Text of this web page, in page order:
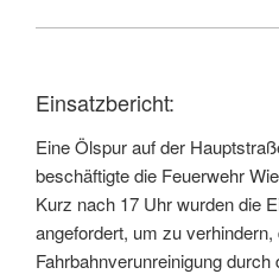
Einsatzbericht:
Eine Ölspur auf der
beschäftigte die Feuerwehr
Kurz nach 17 Uhr wurden die
angefordert, um zu
Fahrbahnverunreinigung durch